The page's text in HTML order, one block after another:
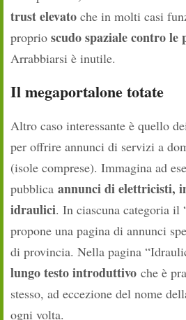
trust elevato che in molti casi
proprio scudo spaziale contro le
Arrabbiarsi è inutile.
Il megaportalone totate
Altro caso interessante è quello
per offrire annunci di servizi a
(isole comprese). Immagina ad
pubblica annunci di elettricisti,
idraulici. In ciascuna categoria il
propone una pagina di annunci
di provincia. Nella pagina
lungo testo introduttivo che è
stesso, ad eccezione del nome
ogni volta.